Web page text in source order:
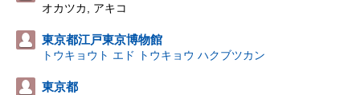
オカツカ, アキコ
東京都江戸東京博物館
トウキョウト エド トウキョウ ハクブツカン
東京都